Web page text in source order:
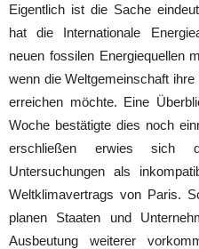
Eigentlich ist die Sache
hat die Internationale
neuen fossilen Energiequellen
wenn die Weltgemeinschaft
erreichen möchte. Eine
Woche bestätigte dies noch
erschließen erwies sich
Untersuchungen als
Weltklimavertrags von Paris.
planen Staaten und
Ausbeutung weiterer